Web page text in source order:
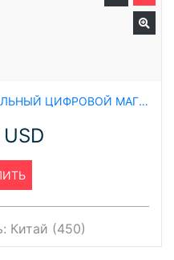
ТРЕХОСЕВОЙ ИНТЕЛЛЕКТУАЛЬНЫЙ ЦИФРОВОЙ МАГНИТОМЕТР ДЛЯ ОПРЕДЕЛЕНИЯ НАПРАВЛЕНИЯ СИЛЫ МАГНИТНОГО ПОЛЯ CMR2300
Китай (450)